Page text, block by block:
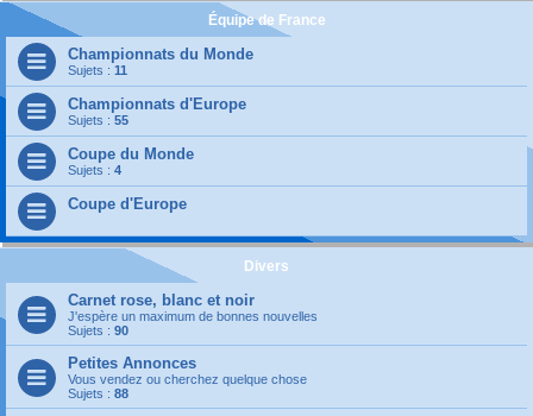
Équipe de France
Championnats du Monde
Sujets : 11
Championnats d'Europe
Sujets : 55
Coupe du Monde
Sujets : 4
Coupe d'Europe
Divers
Carnet rose, blanc et noir
J'espère un maximum de bonnes nouvelles
Sujets : 90
Petites Annonces
Vous vendez ou cherchez quelque chose
Sujets : 88